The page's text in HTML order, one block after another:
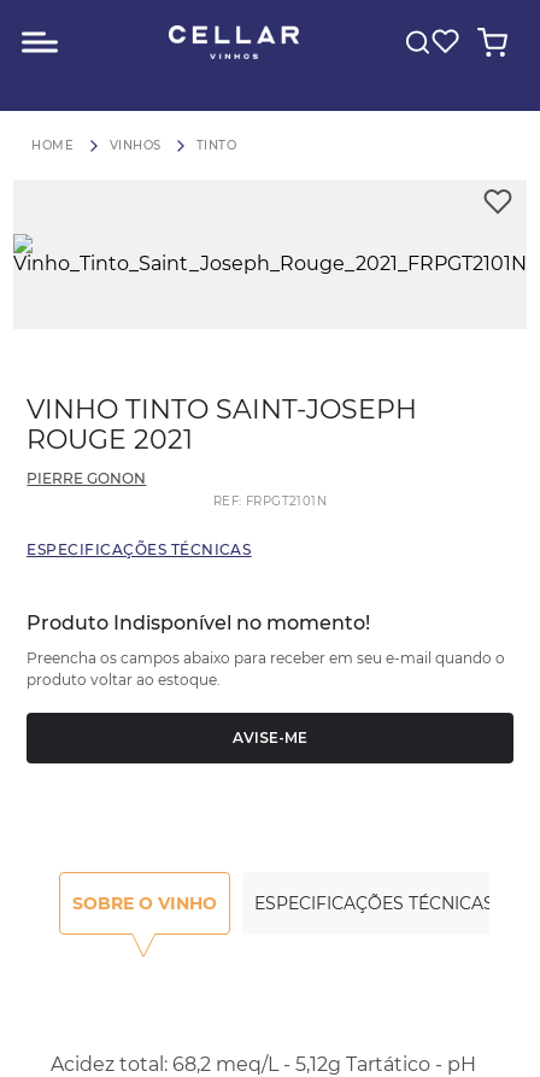
VINHOS TINTO
VINHO TINTO SAINT-JOSEPH
ROUGE 2021
PIERRE GONON
REF: FRPGT2101N
ESPECIFICAÇÕES TÉCNICAS
Produto Indisponível no momento!
Preencha os campos abaixo para receber em seu e-mail quando o
produto voltar ao estoque.
AVISE-ME
SOBRE O VINHO ESPECIFICAÇÕES TÉCNICAS
Acidez total: 68,2 meq/L - 5,12g Tartático - pH